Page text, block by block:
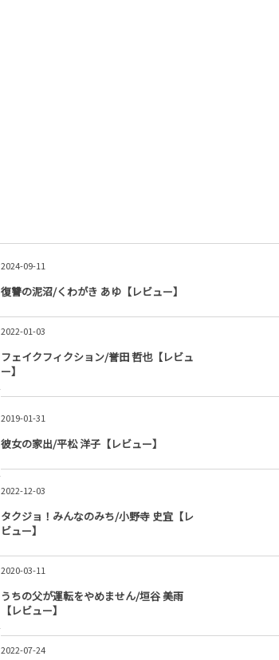
2024-09-11
復讐の泥沼/くわがき あゆ【レビュー】
2022-01-03
フェイクフィクション/誉田 哲也【レビュ
ー】
2019-01-31
彼女の家出/平松 洋子【レビュー】
2022-12-03
タクジョ！みんなのみち/小野寺 史宜【レ
ビュー】
2020-03-11
うちの父が運転をやめません/垣谷 美雨
【レビュー】
2022-07-24